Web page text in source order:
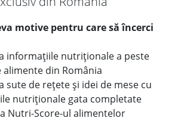
motive pentru care să încerci
informațiile nutriționale a peste
alimente din România
sute de rețete și idei de mese cu
nutriționale gata completate
Nutri-Score-ul alimentelor